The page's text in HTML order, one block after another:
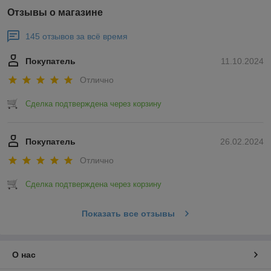
Отзывы о магазине
145 отзывов за всё время
11.10.2024
Покупатель
Отлично
Сделка подтверждена через корзину
26.02.2024
Покупатель
Отлично
Сделка подтверждена через корзину
Показать все отзывы
О нас